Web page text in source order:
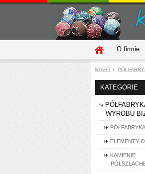
O firmie
START
KATEGORIE
WYROBU
ELEMENTY
KAMIENIE